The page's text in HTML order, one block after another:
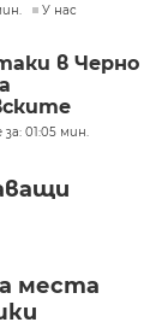
У нас
в Черно
01:05 мин.
места